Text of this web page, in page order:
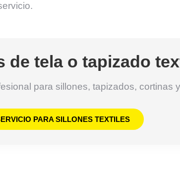
de tela o tapizado
para sillones, tapizados, cortinas
PARA SILLONES TEXTILES